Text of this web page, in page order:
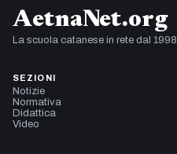
AetnaNet.org
La scuola catanese in rete dal 1998
SEZIONI
Notizie
Normativa
Didattica
Video